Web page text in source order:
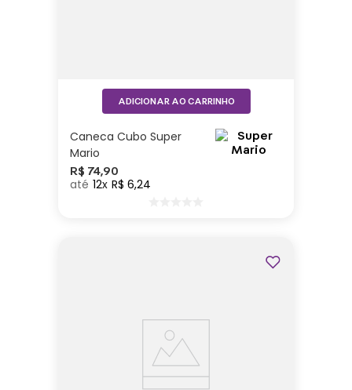
Caneca Cubo Super
Mario
R$ 74,90
12 R$ 6,24
ADICIONAR AO CARRINHO